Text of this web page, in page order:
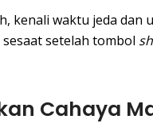
kenali waktu jeda
setelah tombol
Cahaya